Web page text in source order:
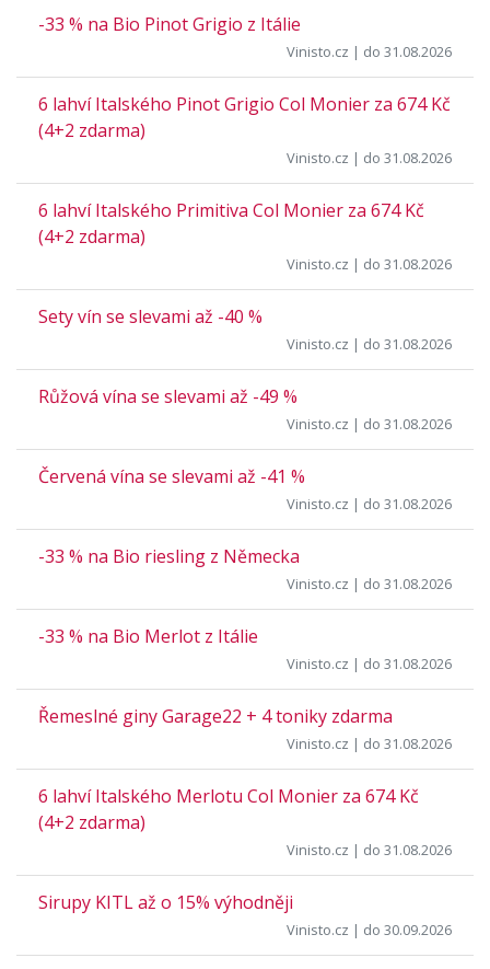
-33 % na Bio Pinot Grigio z Itálie
Vinisto.cz | do 31.08.2026
6 lahví Italského Pinot Grigio Col Monier za 674 Kč
(4+2 zdarma)
Vinisto.cz | do 31.08.2026
6 lahví Italského Primitiva Col Monier za 674 Kč
(4+2 zdarma)
Vinisto.cz | do 31.08.2026
Sety vín se slevami až -40 %
Vinisto.cz | do 31.08.2026
Růžová vína se slevami až -49 %
Vinisto.cz | do 31.08.2026
Červená vína se slevami až -41 %
Vinisto.cz | do 31.08.2026
-33 % na Bio riesling z Německa
Vinisto.cz | do 31.08.2026
-33 % na Bio Merlot z Itálie
Vinisto.cz | do 31.08.2026
Řemeslné giny Garage22 + 4 toniky zdarma
Vinisto.cz | do 31.08.2026
6 lahví Italského Merlotu Col Monier za 674 Kč
(4+2 zdarma)
Vinisto.cz | do 31.08.2026
Sirupy KITL až o 15% výhodněji
Vinisto.cz | do 30.09.2026